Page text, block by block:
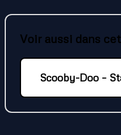
Voir aussi dans
Scooby-Doo –